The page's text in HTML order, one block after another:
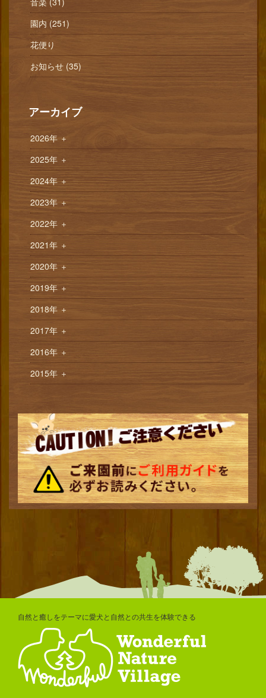
園内 (251)
花便り
お知らせ (35)
アーカイブ
2026年 ＋
2025年 ＋
2024年＋
2023年 ＋
2022年 ＋
2021年 ＋
2020年 ＋
2019年 ＋
2018年 ＋
2017年 ＋
2016年 ＋
2015年 ＋
自然と癒しをテーマに愛犬と自然との共生を体験できる